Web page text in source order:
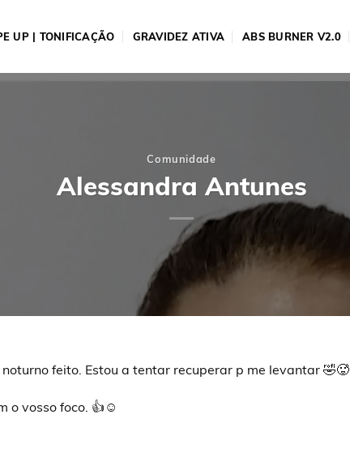
UP | TONIFICAÇÃO GRAVIDEZ ATIVA ABS BURNER V2.0
Comunidade
Alessandra Antunes
feito. Estou a tentar recuperar p me levantar 🤣🥵
o vosso foco. 👍☺️